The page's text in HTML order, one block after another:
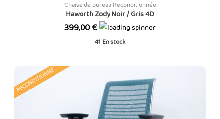
Chaise de bureau Reconditionnée
Haworth Zody Noir / Gris 4D
Prix
399,00 €
41 En stock
RECONDITIONNÉ